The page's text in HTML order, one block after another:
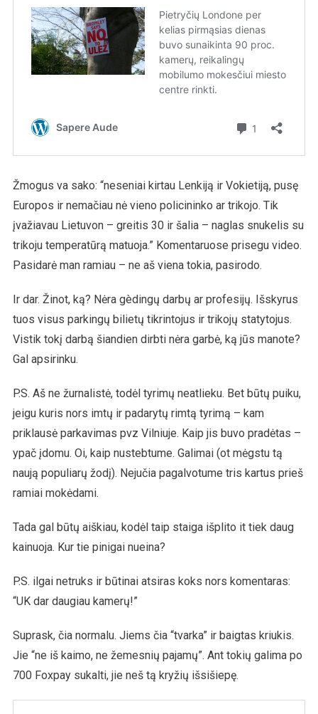
Žmogus va sako: “neseniai kirtau Lenkiją ir Vokietiją, pusę
Europos ir nemačiau nė vieno policininko ar trikojo. Tik
įvažiavau Lietuvon – greitis 30 ir šalia – naglas snukelis su
trikoju temperatūrą matuoja.” Komentaruose prisegu video.
Pasidarė man ramiau – ne aš viena tokia, pasirodo.
Ir dar. Žinot, ką? Nėra gèdingų darbų ar profesijų. Išskyrus
tuos visus parkingų bilietų tikrintojus ir trikojų statytojus.
Vistik tokį darbą šiandien dirbti nėra garbė, ką jūs manote?
Gal apsirinku.
P.S. Aš ne žurnalistė, todėl tyrimų neatlieku. Bet būtų puiku,
jeigu kuris nors imtų ir padarytų rimtą tyrimą – kam
priklausė parkavimas pvz Vilniuje. Kaip jis buvo pradėtas –
ypač įdomu. Oi, kaip nustebtume. Galimai (ot mėgstu tą
naują populiarų žodį). Nejučia pagalvotume tris kartus prieš
ramiai mokėdami.
Tada gal būtų aiškiau, kodėl taip staiga išplito it tiek daug
kainuoja. Kur tie pinigai nueina?
P.S. ilgai netruks ir būtinai atsiras koks nors komentaras:
“UK dar daugiau kamerų!”
Suprask, čia normalu. Jiems čia “tvarka” ir baigtas kriukis.
Jie “ne iš kaimo, ne žemesnių pajamų”. Ant tokių galima po
700 Foxpay sukalti, jie neš tą kryžių išsišiepę.